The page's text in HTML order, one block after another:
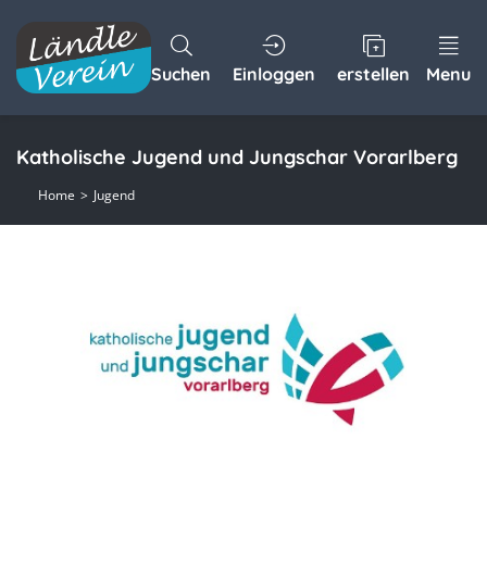
Suchen Einloggen erstellen Menu
Katholische Jugend und Jungschar Vorarlberg
Home Jugend